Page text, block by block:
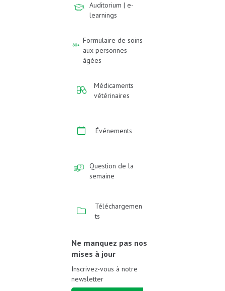
Auditorium | e-
learnings
Formulaire de soins
aux personnes
âgées
Médicaments
vétérinaires
Événements
Question de la
semaine
Téléchargemen
ts
Ne manquez pas nos
mises à jour
Inscrivez-vous à notre
newsletter